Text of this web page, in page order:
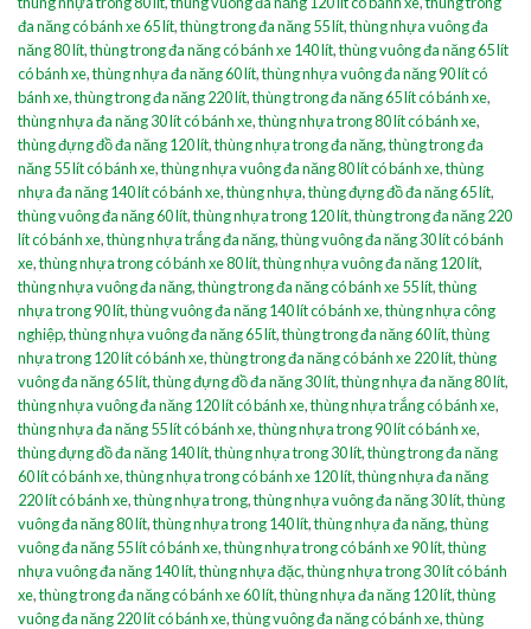
đa năng có bánh xe 65 lít,thùng trong đa năng 55 lít,thùng nhựa vuông đa
năng 80 lít,thùng trong đa năng có bánh xe 140 lít,thùng vuông đa năng 65 lít
có bánh xe,thùng nhựa đa năng 60 lít,thùng nhựa vuông đa năng 90 lít có
bánh xe,thùng trong đa năng 220 lít,thùng trong đa năng 65 lít có bánh xe,
thùng nhựa đa năng 30 lít có bánh xe,thùng nhựa trong 80 lít có bánh xe,
thùng đựng đồ đa năng 120 lít,thùng nhựa trong đa năng,thùng trong đa
năng 55 lít có bánh xe,thùng nhựa vuông đa năng 80 lít có bánh xe,thùng
nhựa đa năng 140 lít có bánh xe,thùng nhựa,thùng đựng đồ đa năng 65 lít,
thùng vuông đa năng 60 lít,thùng nhựa trong 120 lít,thùng trong đa năng 220
lít có bánh xe,thùng nhựa trắng đa năng,thùng vuông đa năng 30 lít có bánh
xe,thùng nhựa trong có bánh xe 80 lít,thùng nhựa vuông đa năng 120 lít,
thùng nhựa vuông đa năng,thùng trong đa năng có bánh xe 55 lít,thùng
nhựa trong 90 lít,thùng vuông đa năng 140 lít có bánh xe,thùng nhựa công
nghiệp,thùng nhựa vuông đa năng 65 lít,thùng trong đa năng 60 lít,thùng
nhựa trong 120 lít có bánh xe,thùng trong đa năng có bánh xe 220 lít,thùng
vuông đa năng 65 lít,thùng đựng đồ đa năng 30 lít,thùng nhựa đa năng 80 lít,
thùng nhựa vuông đa năng 120 lít có bánh xe,thùng nhựa trắng có bánh xe,
thùng nhựa đa năng 55 lít có bánh xe,thùng nhựa trong 90 lít có bánh xe,
thùng đựng đồ đa năng 140 lít,thùng nhựa trong 30 lít,thùng trong đa năng
60 lít có bánh xe,thùng nhựa trong có bánh xe 120 lít,thùng nhựa đa năng
220 lít có bánh xe,thùng nhựa trong,thùng nhựa vuông đa năng 30 lít,thùng
vuông đa năng 80 lít,thùng nhựa trong 140 lít,thùng nhựa đa năng,thùng
vuông đa năng 55 lít có bánh xe,thùng nhựa trong có bánh xe 90 lít,thùng
nhựa vuông đa năng 140 lít,thùng nhựa đặc,thùng nhựa trong 30 lít có bánh
xe,thùng trong đa năng có bánh xe 60 lít,thùng nhựa đa năng 120 lít,thùng
vuông đa năng 220 lít có bánh xe,thùng vuông đa năng có bánh xe,thùng